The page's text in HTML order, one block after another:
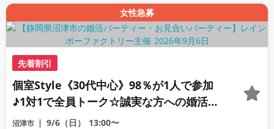
女性急募
先着割引
個室Style《30代中心》98％が1人で参加
♪1対1で全員トーク☆誠実な方への婚活パ
ーティー
沼津市 9/6（日） 13:00〜